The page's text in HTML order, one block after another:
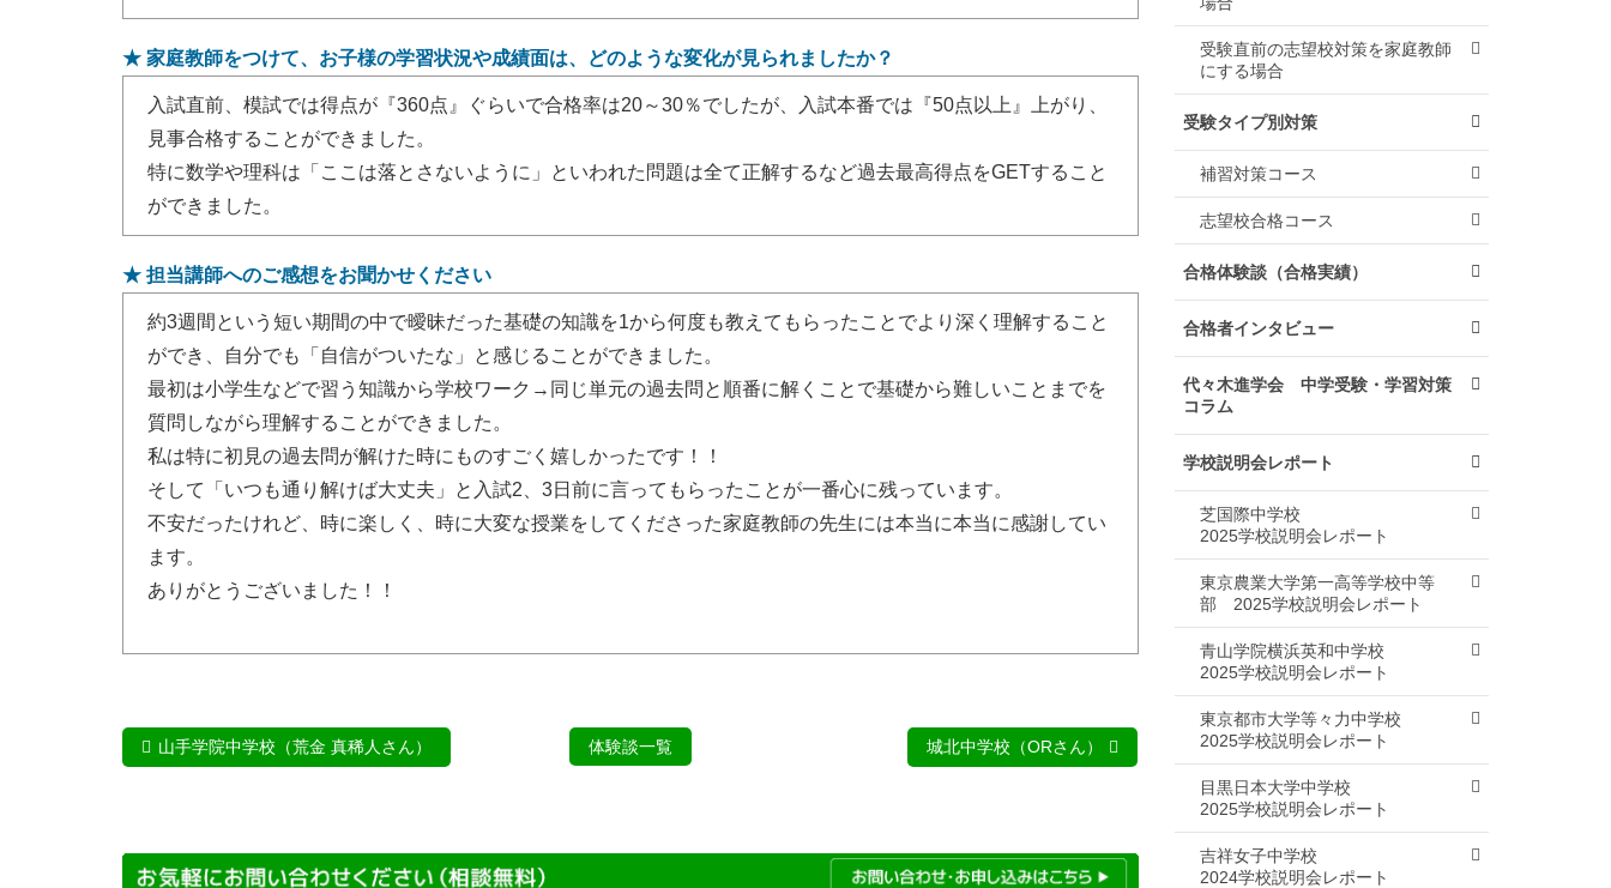
★ 家庭教師をつけて、お子様の学習状況や成績面は、どのような変化が見られましたか？
入試直前、模試では得点が『360点』ぐらいで合格率は20～30％でしたが、入試本番では『50点以上』上がり、
見事合格することができました。
特に数学や理科は「ここは落とさないように」といわれた問題は全て正解するなど過去最高得点をGETすること
ができました。
★ 担当講師へのご感想をお聞かせください
約3週間という短い期間の中で曖昧だった基礎の知識を1から何度も教えてもらったことでより深く理解すること
ができ、自分でも「自信がついたな」と感じることができました。
最初は小学生などで習う知識から学校ワーク→同じ単元の過去問と順番に解くことで基礎から難しいことまでを
質問しながら理解することができました。
私は特に初見の過去問が解けた時にものすごく嬉しかったです！！
そして「いつも通り解けば大丈夫」と入試2、3日前に言ってもらったことが一番心に残っています。
不安だったけれど、時に楽しく、時に大変な授業をしてくださった家庭教師の先生には本当に本当に感謝してい
ます。
ありがとうございました！！
山手学院中学校（荒金 真稀人さん） 体験談一覧 城北中学校（ORさん）
受験直前の志望校対策を家庭教師
にする場合
受験タイプ別対策
補習対策コース
志望校合格コース
合格体験談（合格実績）
合格者インタビュー
代々木進学会 中学受験・学習対策
コラム
学校説明会レポート
芝国際中学校
2025学校説明会レポート
東京農業大学第一高等学校中等
部 2025学校説明会レポート
青山学院横浜英和中学校
2025学校説明会レポート
東京都市大学等々力中学校
2025学校説明会レポート
目黒日本大学中学校
2025学校説明会レポート
吉祥女子中学校
2024学校説明会レポート